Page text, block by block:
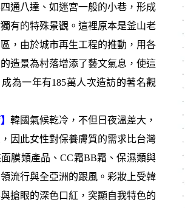
通八達、如迷宮一般的小巷，形成
有的特殊景觀。這裡原本是釜山老
，由於城市再生工程的推動，用各
造景為村落增添了藝文氣息，使這
為一年有185萬人次造訪的著名觀
韓國氣候乾冷，不但日夜溫差大，
因此女性對保養膚質的需求比台灣
膜類產品、CC霜BB霜、保濕類與
流行與全亞洲的跟風。彩妝上受韓
搶眼的深色口紅，突顯自我特色的